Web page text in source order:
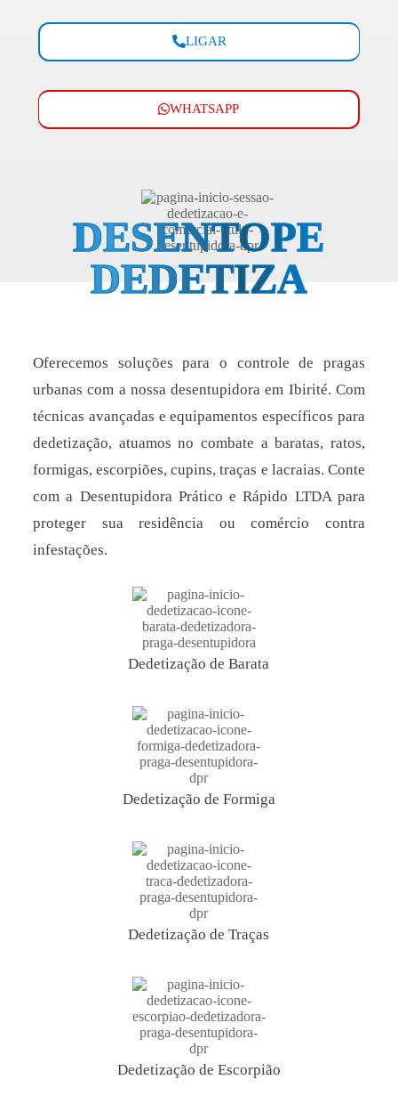
LIGAR
WHATSAPP
DESENTOPE
DEDETIZA
Oferecemos soluções para o controle de pragas
urbanas com a nossa desentupidora em Ibirité. Com
técnicas avançadas e equipamentos específicos para
dedetização, atuamos no combate a baratas, ratos,
formigas, escorpiões, cupins, traças e lacraias. Conte
com a Desentupidora Prático e Rápido LTDA para
proteger sua residência ou comércio contra
infestações.
Dedetização de Barata
Dedetização de Formiga
Dedetização de Traças
Dedetização de Escorpião